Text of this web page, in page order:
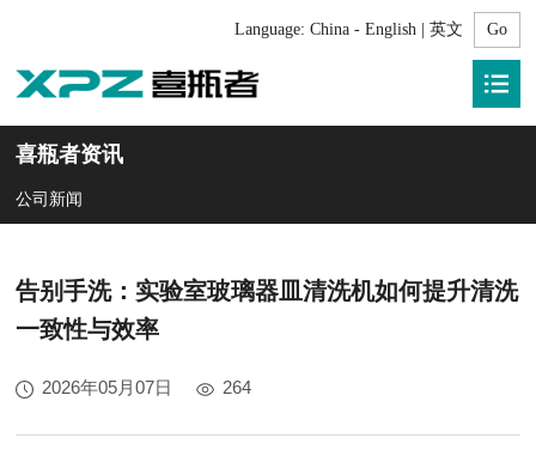
Language: China - English | 英文
喜瓶者资讯
公司新闻
告别手洗：实验室玻璃器皿清洗机如何提升清洗
一致性与效率
2026年05月07日 264